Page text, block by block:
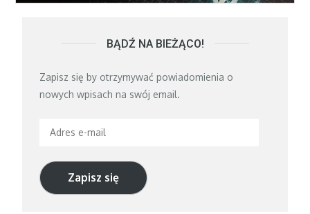
BĄDŹ NA BIEŻĄCO!
Zapisz się by otrzymywać powiadomienia o
nowych wpisach na swój email.
Adres
mail
Zapisz się